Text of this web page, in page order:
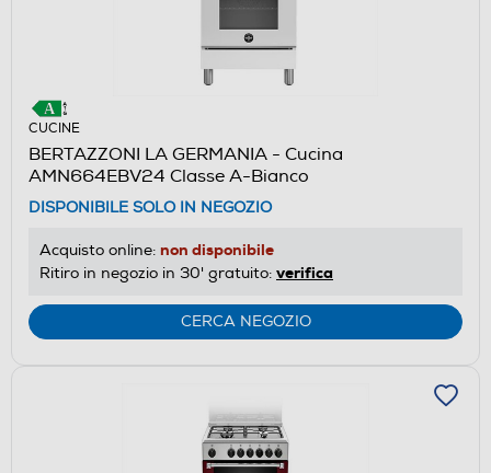
CUCINE
BERTAZZONI LA GERMANIA - Cucina
AMN664EBV24 Classe A-Bianco
DISPONIBILE SOLO IN NEGOZIO
Acquisto online: non disponibile
Ritiro in negozio in 30' gratuito: verifica
CERCA NEGOZIO